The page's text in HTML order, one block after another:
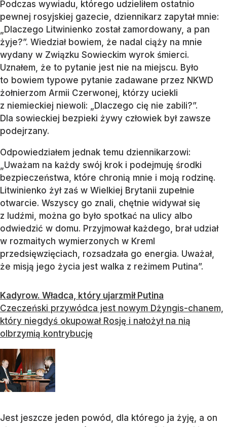
Podczas wywiadu, którego udzieliłem ostatnio
pewnej rosyjskiej gazecie, dziennikarz zapytał mnie:
„Dlaczego Litwinienko został zamordowany, a pan
żyje?”. Wiedział bowiem, że nadal ciąży na mnie
wydany w Związku Sowieckim wyrok śmierci.
Uznałem, że to pytanie jest nie na miejscu. Było
to bowiem typowe pytanie zadawane przez NKWD
żołnierzom Armii Czerwonej, którzy uciekli
z niemieckiej niewoli: „Dlaczego cię nie zabili?”.
Dla sowieckiej bezpieki żywy człowiek był zawsze
podejrzany.
Odpowiedziałem jednak temu dziennikarzowi:
„Uważam na każdy swój krok i podejmuję środki
bezpieczeństwa, które chronią mnie i moją rodzinę.
Litwinienko żył zaś w Wielkiej Brytanii zupełnie
otwarcie. Wszyscy go znali, chętnie widywał się
z ludźmi, można go było spotkać na ulicy albo
odwiedzić w domu. Przyjmował każdego, brał udział
w rozmaitych wymierzonych w Kreml
przedsięwzięciach, rozsadzała go energia. Uważał,
że misją jego życia jest walka z reżimem Putina”.
Kadyrow. Władca, który ujarzmił Putina
Czeczeński przywódca jest nowym Dżyngis-chanem,
który niegdyś okupował Rosję i nałożył na nią
olbrzymią kontrybucję
Jest jeszcze jeden powód, dla którego ja żyję, a on